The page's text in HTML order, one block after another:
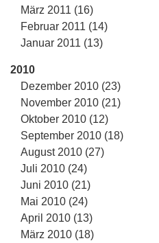
März 2011 (16)
Februar 2011 (14)
Januar 2011 (13)
2010
Dezember 2010 (23)
November 2010 (21)
Oktober 2010 (12)
September 2010 (18)
August 2010 (27)
Juli 2010 (24)
Juni 2010 (21)
Mai 2010 (24)
April 2010 (13)
März 2010 (18)